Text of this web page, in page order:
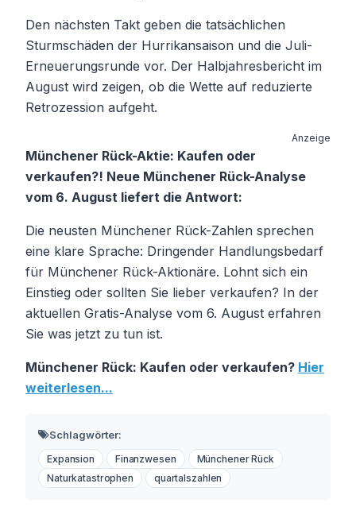
Den nächsten Takt geben die tatsächlichen
Sturmschäden der Hurrikansaison und die Juli-
Erneuerungsrunde vor. Der Halbjahresbericht im
August wird zeigen, ob die Wette auf reduzierte
Retrozession aufgeht.
Anzeige
Münchener Rück-Aktie: Kaufen oder
verkaufen?! Neue Münchener Rück-Analyse
vom 6. August liefert die Antwort:
Die neusten Münchener Rück-Zahlen sprechen
eine klare Sprache: Dringender Handlungsbedarf
für Münchener Rück-Aktionäre. Lohnt sich ein
Einstieg oder sollten Sie lieber verkaufen? In der
aktuellen Gratis-Analyse vom 6. August erfahren
Sie was jetzt zu tun ist.
Münchener Rück: Kaufen oder verkaufen? Hier
weiterlesen...
Schlagwörter:
Expansion Finanzwesen
Münchener Rück
Naturkatastrophen
quartalszahlen